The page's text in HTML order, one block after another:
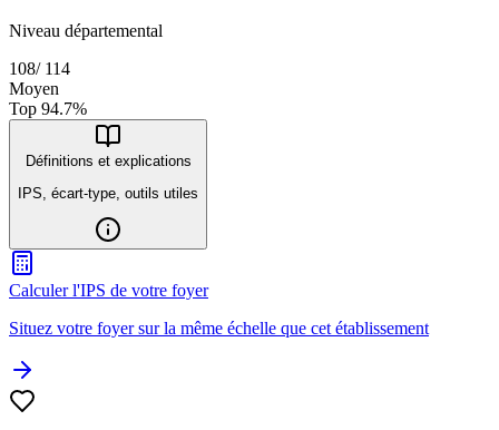
Niveau départemental
108/ 114
Moyen
Top 94.7%
Définitions et explications
IPS, écart-type, outils utiles
Calculer l'IPS de votre foyer
Situez votre foyer sur la même échelle que cet établissement